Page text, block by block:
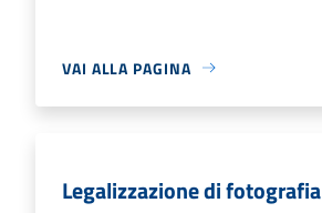
VAI ALLA PAGINA
Legalizzazione di fotografia